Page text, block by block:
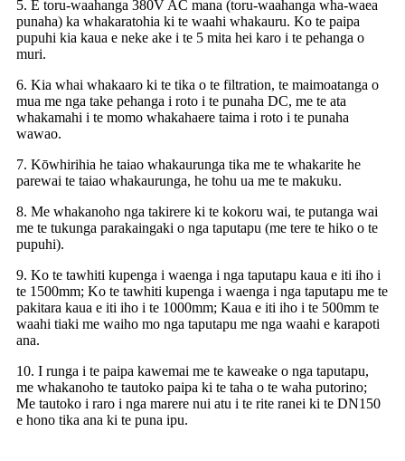
5. E toru-waahanga 380V AC mana (toru-waahanga wha-waea
punaha) ka whakaratohia ki te waahi whakauru. Ko te paipa
pupuhi kia kaua e neke ake i te 5 mita hei karo i te pehanga o
muri.
6. Kia whai whakaaro ki te tika o te filtration, te maimoatanga o
mua me nga take pehanga i roto i te punaha DC, me te ata
whakamahi i te momo whakahaere taima i roto i te punaha
wawao.
7. Kōwhirihia he taiao whakaurunga tika me te whakarite he
parewai te taiao whakaurunga, he tohu ua me te makuku.
8. Me whakanoho nga takirere ki te kokoru wai, te putanga wai
me te tukunga parakaingaki o nga taputapu (me tere te hiko o te
pupuhi).
9. Ko te tawhiti kupenga i waenga i nga taputapu kaua e iti iho i
te 1500mm; Ko te tawhiti kupenga i waenga i nga taputapu me te
pakitara kaua e iti iho i te 1000mm; Kaua e iti iho i te 500mm te
waahi tiaki me waiho mo nga taputapu me nga waahi e karapoti
ana.
10. I runga i te paipa kawemai me te kaweake o nga taputapu,
me whakanoho te tautoko paipa ki te taha o te waha putorino;
Me tautoko i raro i nga marere nui atu i te rite ranei ki te DN150
e hono tika ana ki te puna ipu.